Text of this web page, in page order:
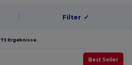
Filter ✓
73 Ergebnisse.
Best Seller